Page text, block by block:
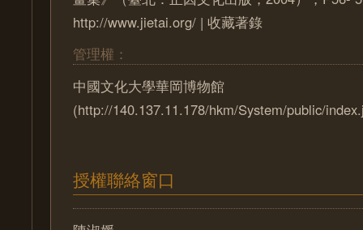
http://www.jietai.org/ | 收藏著錄
管理權：
中國文化大學華岡博物館
(http://140.137.11.178/hkm/System/public/
授權聯絡窗口